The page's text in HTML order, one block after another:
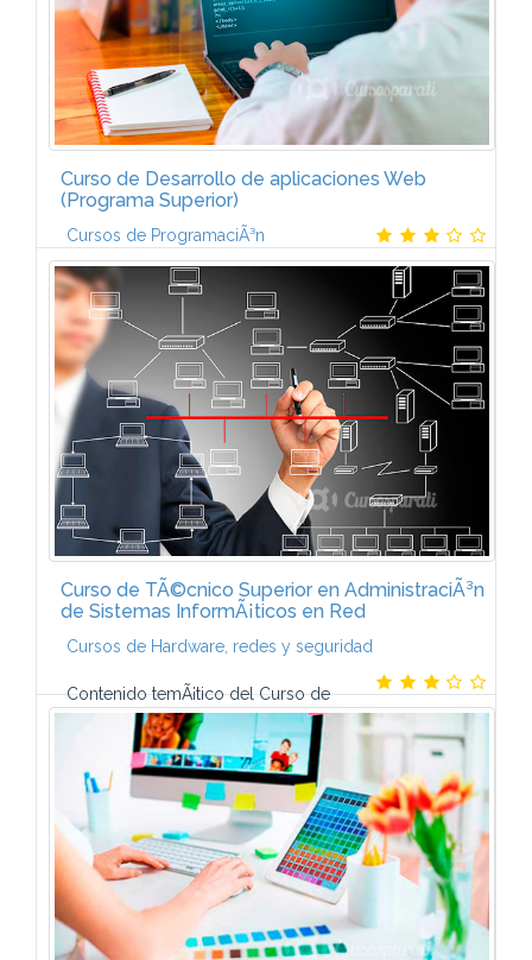
Curso de Desarrollo de aplicaciones Web
(Programa Superior)
Cursos de ProgramaciÃ³n
El curso superior en desarrollo de aplicaciones Web
estÃ¡ formado por tres mÃ³dulos:DREAMWEAVER (6
ECTS)IntroducciÃ³n.Conceptos bÃ¡sicos de un
documento HTML. DiseÃ±o web...
Curso de TÃ©cnico Superior en AdministraciÃ³n
de Sistemas InformÃ¡ticos en Red
Cursos de Hardware, redes y seguridad
Contenido temÃ¡tico del Curso de
TÃ©cnico Superior en AdministraciÃ³n de Sistemas
InformÃ¡ticos en Red (ASIR)-ImplantaciÃ³n de
sistemas operativos PlanificÃ¡ciÃ³n y administraciÃ³n...